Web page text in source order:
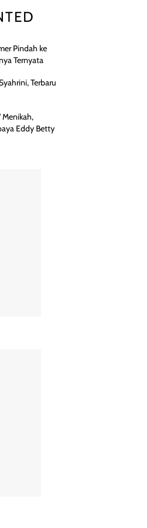
Pindah ke
Ternyata
Terbaru
Menikah,
Eddy Betty